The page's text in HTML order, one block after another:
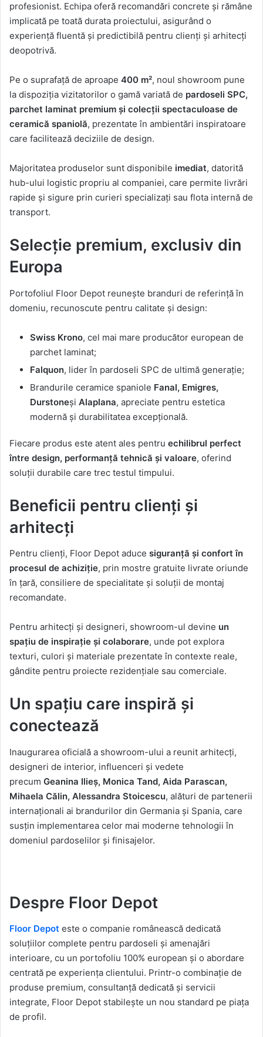
profesionist. Echipa oferă recomandări concrete și rămâne
implicată pe toată durata proiectului, asigurând o
experiență fluentă și predictibilă pentru clienți și arhitecți
deopotrivă.
Pe o suprafață de aproape 400 m², noul showroom pune
la dispoziția vizitatorilor o gamă variată de pardoseli SPC,
parchet laminat premium și colecții spectaculoase de
ceramică spaniolă, prezentate în ambientări inspiratoare
care facilitează deciziile de design.
Majoritatea produselor sunt disponibile imediat, datorită
hub-ului logistic propriu al companiei, care permite livrări
rapide și sigure prin curieri specializați sau flota internă de
transport.
Selecție premium, exclusiv din
Europa
Portofoliul Floor Depot reunește branduri de referință în
domeniu, recunoscute pentru calitate și design:
Swiss Krono, cel mai mare producător european de
parchet laminat;
Falquon, lider în pardoseli SPC de ultimă generație;
Brandurile ceramice spaniole Fanal, Emigres,
Durstoneși Alaplana, apreciate pentru estetica
modernă și durabilitatea excepțională.
Fiecare produs este atent ales pentru echilibrul perfect
între design, performanță tehnică și valoare, oferind
soluții durabile care trec testul timpului.
Beneficii pentru clienți și
arhitecți
Pentru clienți, Floor Depot aduce siguranță și confort în
procesul de achiziție, prin mostre gratuite livrate oriunde
în țară, consiliere de specialitate și soluții de montaj
recomandate.
Pentru arhitecți și designeri, showroom-ul devine un
spațiu de inspirație și colaborare, unde pot explora
texturi, culori și materiale prezentate în contexte reale,
gândite pentru proiecte rezidențiale sau comerciale.
Un spațiu care inspiră și
conectează
Inaugurarea oficială a showroom-ului a reunit arhitecți,
designeri de interior, influenceri și vedete
precum Geanina Ilieș, Monica Tand, Aida Parascan,
Mihaela Călin, Alessandra Stoicescu, alături de partenerii
internaționali ai brandurilor din Germania și Spania, care
susțin implementarea celor mai moderne tehnologii în
domeniul pardoselilor și finisajelor.
Despre Floor Depot
Floor Depot este o companie românească dedicată
soluțiilor complete pentru pardoseli și amenajări
interioare, cu un portofoliu 100% european și o abordare
centrată pe experiența clientului. Printr-o combinație de
produse premium, consultanță dedicată și servicii
integrate, Floor Depot stabilește un nou standard pe piața
de profil.